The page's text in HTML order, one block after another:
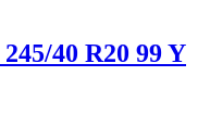
245/40 R20 99 Y